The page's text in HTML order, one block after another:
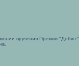
вручения Премии "Дебют"